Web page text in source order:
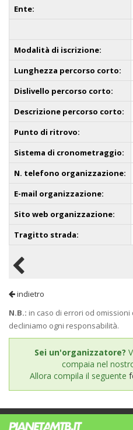
Ente:
Modalità di iscrizione:
Lunghezza percorso corto:
Dislivello percorso corto:
Descrizione percorso corto:
Punto di ritrovo:
Sistema di cronometraggio:
N. telefono organizzazione:
E-mail organizzazione:
Sito web organizzazione:
Tragitto strada:
indietro
N.B.: in caso di errori od omissioni
decliniamo ogni responsabilità.
Sei un'organizzatore?
compaia nel
Allora compila il seguente